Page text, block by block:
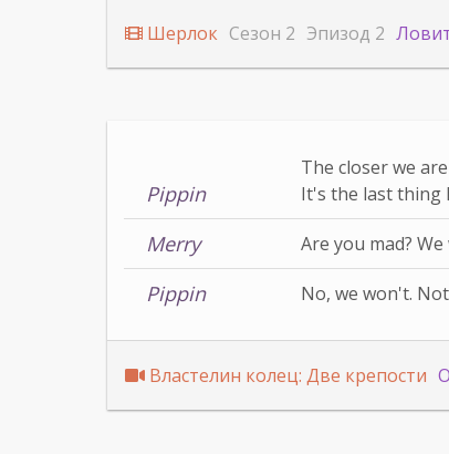
Шерлок Сезон 2 Эпизод 2
Pippin
The closer we
It's the last thing
Merry Are you mad?
Pippin No, we won't.
Властелин колец: Две крепости